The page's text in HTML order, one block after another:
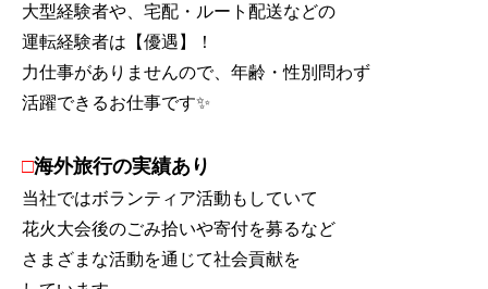
大型経験者や、宅配・ルート配送などの
運転経験者は【優遇】！
力仕事がありませんので、年齢・性別問わず
活躍できるお仕事です✨
□海外旅行の実績あり
当社ではボランティア活動もしていて
花火大会後のごみ拾いや寄付を募るなど
さまざまな活動を通じて社会貢献を